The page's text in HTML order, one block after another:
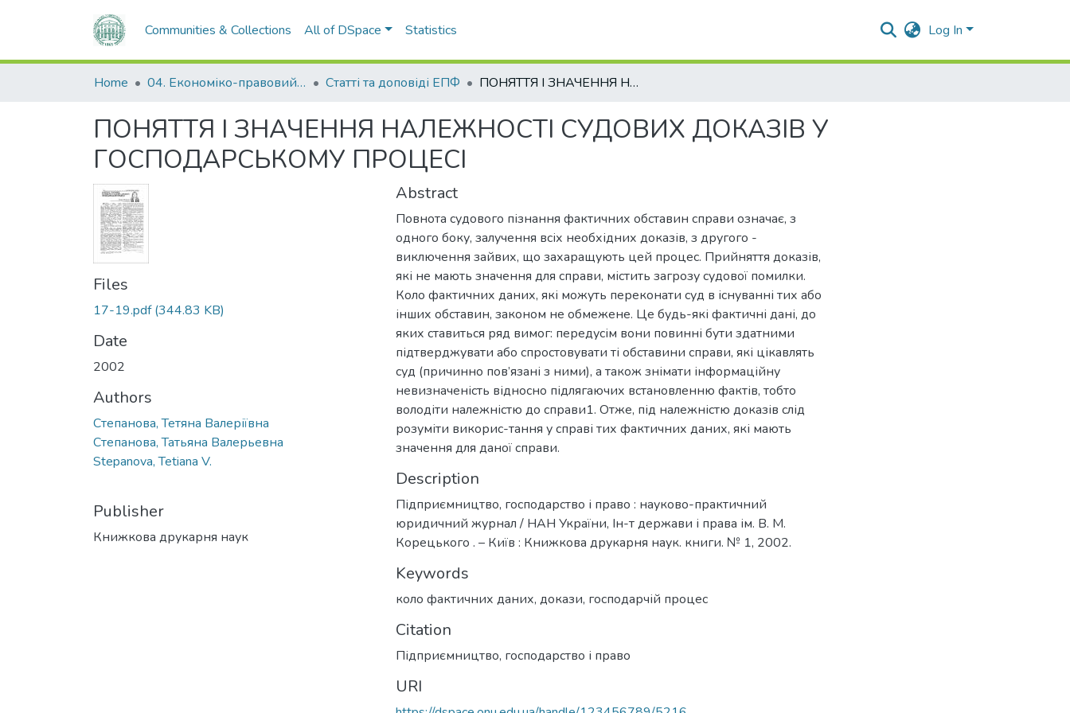
Communities & Collections All of DSpace Statistics Log In
Home 04. Економіко-правовий факультет Статті та доповіді ЕПФ ПОНЯТТЯ І ЗНАЧЕННЯ НАЛЕЖНОСТІ СУДОВИХ ДОКАЗІВ У ГОСПОДАРСЬКОМУ ПРОЦЕСІ
ПОНЯТТЯ І ЗНАЧЕННЯ НАЛЕЖНОСТІ СУДОВИХ ДОКАЗІВ У
ГОСПОДАРСЬКОМУ ПРОЦЕСІ
Files
17-19.pdf(344.83 KB)
Date
2002
Authors
Степанова, Тетяна Валеріївна
Степанова, Татьяна Валерьевна
Stepanova, Tetiana V.
Publisher
Книжкова друкарня наук
Abstract
Повнота судового пізнання фактичних обставин справи означає, з
одного боку, залучення всіх необхідних доказів, з другого -
виключення зайвих, що захаращують цей процес. Прийняття доказів,
які не мають значення для справи, містить загрозу судової помилки.
Коло фактичних даних, які можуть переконати суд в існуванні тих або
інших обставин, законом не обмежене. Це будь-які фактичні дані, до
яких ставиться ряд вимог: передусім вони повинні бути здатними
підтверджувати або спростовувати ті обставини справи, які цікавлять
суд (причинно пов’язані з ними), а також знімати інформаційну
невизначеність відносно підлягаючих встановленню фактів, тобто
володіти належністю до справи1. Отже, під належністю доказів слід
розуміти викорис-тання у справі тих фактичних даних, які мають
значення для даної справи.
Description
Підприємництво, господарство і право : науково-практичний
юридичний журнал / НАН України, Ін-т держави і права ім. В. М.
Корецького . – Київ : Книжкова друкарня наук. книги. № 1, 2002.
Keywords
коло фактичних даних, докази, господарчій процес
Citation
Підприємництво, господарство і право
URI